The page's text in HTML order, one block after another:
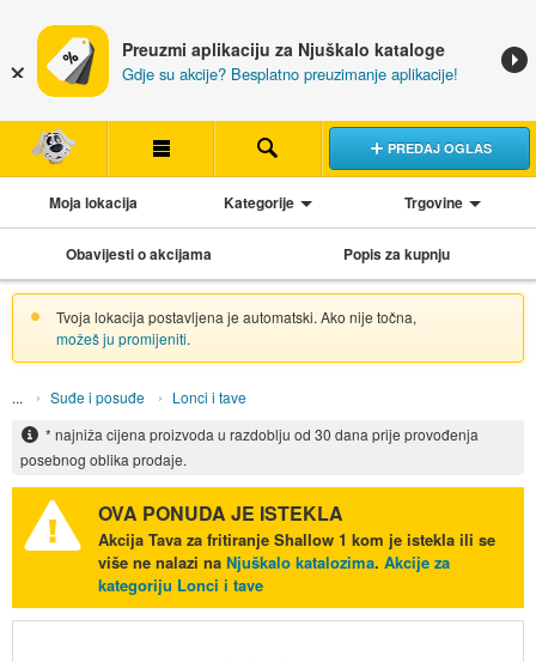
Preuzmi aplikaciju za Njuškalo kataloge
Gdje su akcije? Besplatno preuzimanje aplikacije!
PREDAJ OGLAS
Moja lokacija Kategorije Trgovine
Obavijesti o akcijama Popis za kupnju
Tvoja lokacija postavljena je automatski. Ako nije točna,
možeš ju promijeniti.
Suđe i posuđe
Lonci i tave
* najniža cijena proizvoda u razdoblju od 30 dana prije provođenja
posebnog oblika prodaje.
OVA PONUDA JE ISTEKLA
Akcija Tava za fritiranje Shallow 1 kom je istekla ili se
više ne nalazi na Njuškalo katalozima. Akcije za
kategoriju Lonci i tave